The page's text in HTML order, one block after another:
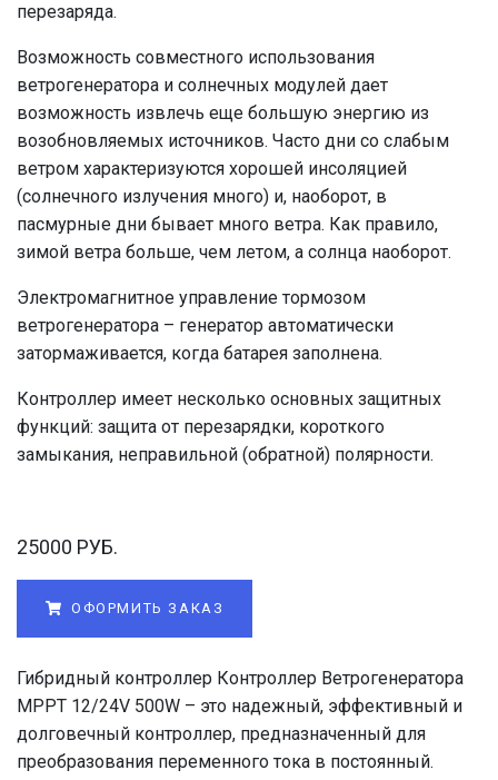
перезаряда.
Возможность совместного использования
ветрогенератора и солнечных модулей дает
возможность извлечь еще большую энергию из
возобновляемых источников. Часто дни со слабым
ветром характеризуются хорошей инсоляцией
(солнечного излучения много) и, наоборот, в
пасмурные дни бывает много ветра. Как правило,
зимой ветра больше, чем летом, а солнца наоборот.
Электромагнитное управление тормозом
ветрогенератора – генератор автоматически
затормаживается, когда батарея заполнена.
Контроллер имеет несколько основных защитных
функций: защита от перезарядки, короткого
замыкания, неправильной (обратной) полярности.
25000 РУБ.
ОФОРМИТЬ ЗАКАЗ
Гибридный контроллер Контроллер Ветрогенератора
MPPT 12/24V 500W – это надежный, эффективный и
долговечный контроллер, предназначенный для
преобразования переменного тока в постоянный.